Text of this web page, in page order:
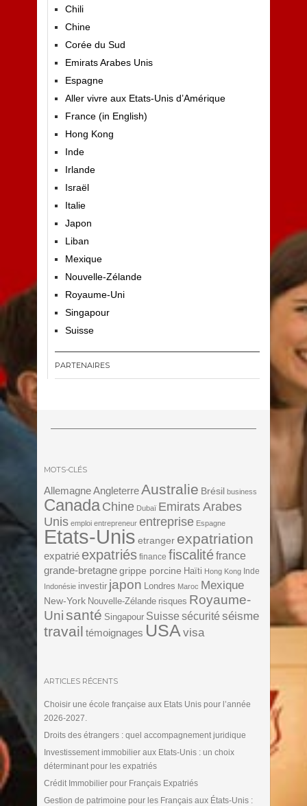
Chili
Chine
Corée du Sud
Emirats Arabes Unis
Espagne
Aller vivre aux Etats-Unis d’Amérique
France (in English)
Hong Kong
Inde
Irlande
Israël
Italie
Japon
Liban
Mexique
Nouvelle-Zélande
Royaume-Uni
Singapour
Suisse
PARTENAIRES
MOTS-CLÉS
Allemagne Angleterre Australie Brésil business
Canada Chine Dubaï Emirats Arabes
Unis emploi entrepreneur entreprise Espagne
Etats-Unis etranger expatriation
expatrié expatriés finance fiscalitéfrance
grande-bretagne grippe porcine Haïti Hong Kong Inde
Indonésie investir japon Londres Maroc Mexique
New-York Nouvelle-Zélande risques Royaume-
Unisanté Singapour Suisse sécurité séisme
travail témoignages USA visa
ARTICLES RÉCENTS
Choisir une école française aux Etats Unis pour l’année
2026-2027.
Droits des étrangers : quel accompagnement juridique
Investissement immobilier aux Etats-Unis : un choix
déterminant pour les expatriés
Crédit Immobilier pour Français Expatriés
Gestion de patrimoine pour les Français aux États-Unis :